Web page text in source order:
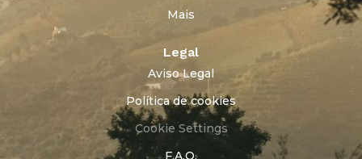
Mais
Legal
Aviso Legal
Política de cookies
Cookie Settings